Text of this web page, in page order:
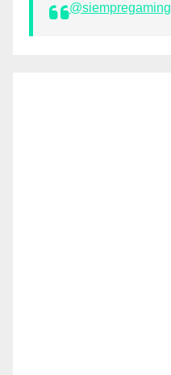
@siempregaming